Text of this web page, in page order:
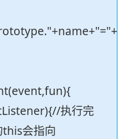
执行完
会指向